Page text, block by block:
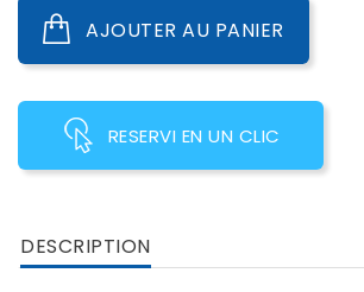
AJOUTER AU PANIER
RESERVI EN UN CLIC
DESCRIPTION